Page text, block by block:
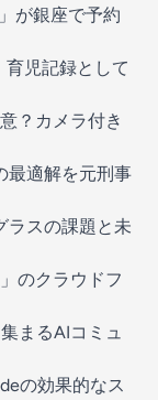
が銀座で予約
児記録として
？カメラ付き
最適解を元刑事
ラスの課題と未
のクラウドフ
まるAIコミュ
の効果的なス